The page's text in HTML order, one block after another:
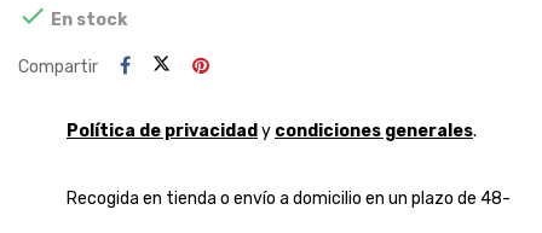
 En stock
Compartir
Política de privacidad y condiciones generales.
Recogida en tienda o envío a domicilio en un plazo de 48-